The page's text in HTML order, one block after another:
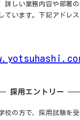
詳しい業務内容や部署
ています。下記アドレ
採用エントリー
校の方で、採用試験を受